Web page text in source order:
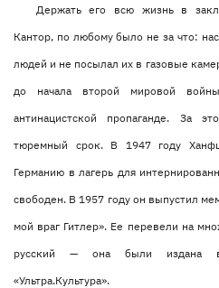
Держать его всю жизнь в
Кантор, по любому было не за что:
людей и не посылал их в газовые
до начала второй мировой
антинацистской пропаганде. За
тюремный срок. В 1947 году
Германию в лагерь для
свободен. В 1957 году он выпустил
мой враг Гитлер». Ее перевели на
русский — она были издана в
«Ультра.Культура».